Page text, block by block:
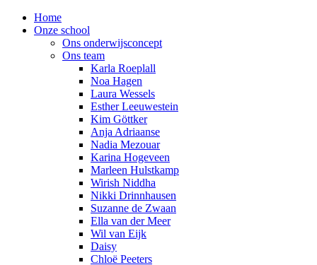
Home
Onze school
Ons onderwijsconcept
Ons team
Karla Roeplall
Noa Hagen
Laura Wessels
Esther Leeuwestein
Kim Göttker
Anja Adriaanse
Nadia Mezouar
Karina Hogeveen
Marleen Hulstkamp
Wirish Niddha
Nikki Drinnhausen
Suzanne de Zwaan
Ella van der Meer
Wil van Eijk
Daisy
Chloë Peeters